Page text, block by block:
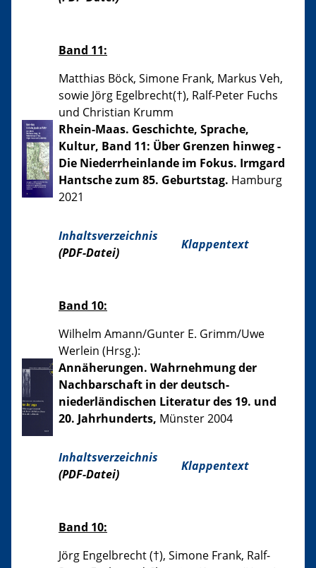
Band 11:
Matthias Böck, Simone Frank, Markus Veh,
sowie Jörg Egelbrecht(†), Ralf-Peter Fuchs
und Christian Krumm
Rhein-Maas. Geschichte, Sprache,
Kultur, Band 11: Über Grenzen hinweg -
Die Niederrheinlande im Fokus. Irmgard
Hantsche zum 85. Geburtstag. Hamburg
2021
Inhaltsverzeichnis
(PDF-Datei)
Klappentext
Band 10:
Wilhelm Amann/Gunter E. Grimm/Uwe
Werlein (Hrsg.):
Annäherungen. Wahrnehmung der
Nachbarschaft in der deutsch-
niederländischen Literatur des 19. und
20. Jahrhunderts, Münster 2004
Inhaltsverzeichnis
(PDF-Datei)
Klappentext
Band 10:
Jörg Engelbrecht (†), Simone Frank, Ralf-